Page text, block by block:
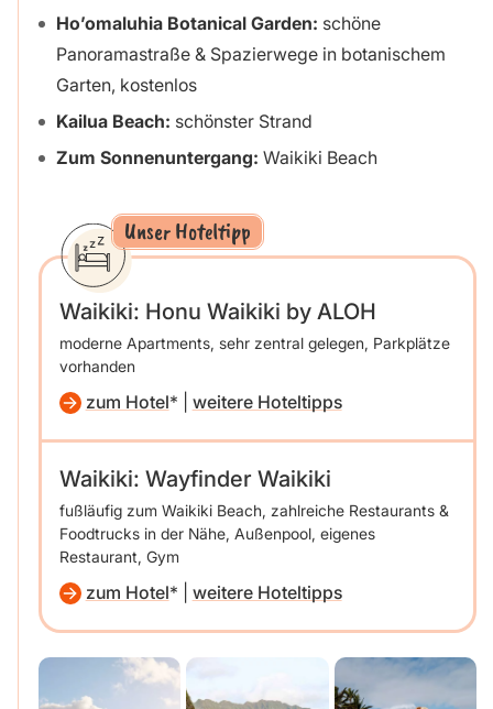
Ho’omaluhia Botanical Garden: schöne
Panoramastraße & Spazierwege in botanischem
Garten, kostenlos
Kailua Beach: schönster Strand
Zum Sonnenuntergang: Waikiki Beach
Unser Hoteltipp
Waikiki: Honu Waikiki by ALOH
moderne Apartments, sehr zentral gelegen, Parkplätze
vorhanden
zum Hotel weitere Hoteltipps
Waikiki: Wayfinder Waikiki
fußläufig zum Waikiki Beach, zahlreiche Restaurants &
Foodtrucks in der Nähe, Außenpool, eigenes
Restaurant, Gym
zum Hotel weitere Hoteltipps